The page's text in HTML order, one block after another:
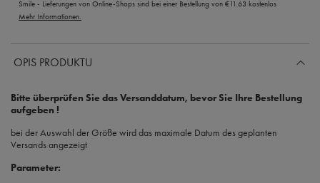
Smile - Lieferungen von Online-Shops sind bei einer Bestellung von €11.63 kostenlos
Mehr Informationen.
OPIS PRODUKTU
Bitte überprüfen Sie das Versanddatum, bevor Sie Ihre Bestellung
aufgeben !
bei der Auswahl der Größe wird das maximale Datum des geplanten
Versands angezeigt
Parameter: